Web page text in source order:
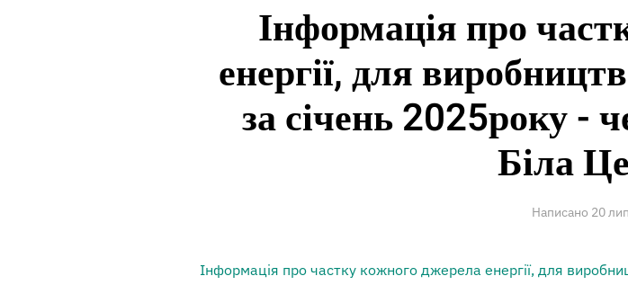
Інформація про
енергії, для
за січень 2025року -
Біла
Написано 20
Інформація про частку кожного джерела енергії, для